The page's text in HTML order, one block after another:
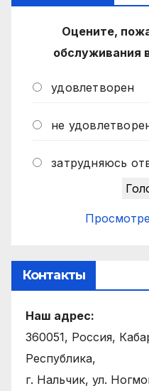
Оцените,
обслуживания
удовлетворен
не
затрудняюсь
Контакты
Наш адрес:
360051, Россия,
Республика,
г. Нальчик, ул.